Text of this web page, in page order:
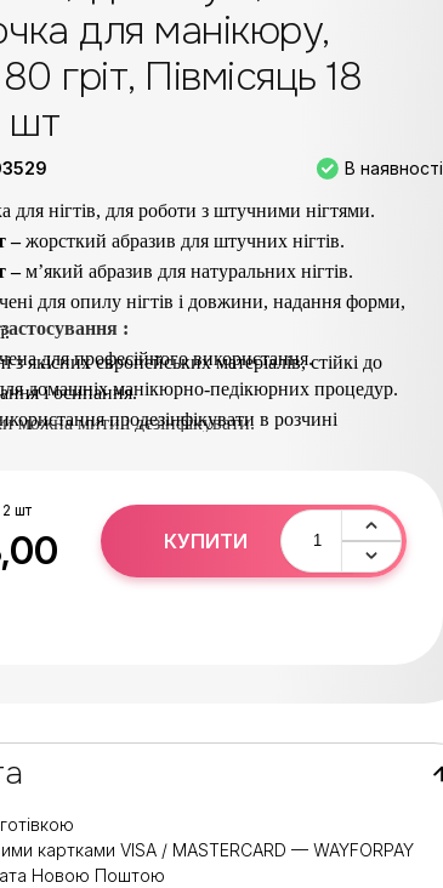
для манікюру,
гріт, Півмісяць 18
шт
В наявності
для нігтів, для роботи з штучними нігтями.
–жорсткий абразив для штучних нігтів.
–м’який абразив для натуральних нігтів.
для опилу нігтів і довжини, надання форми,
з якісних європейських матеріалів, стійкі до
і осипання.
можна мити і дезінфікувати.
:
для професійного використання.
домашніх манікюрно-педікюрних процедур.
продезінфікувати в розчині
2 шт
КУПИТИ
картками VISA / MASTERCARD — WAYFORPAY
Новою Поштою